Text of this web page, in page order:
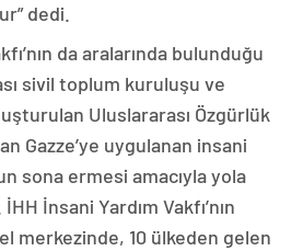
dedi.
da aralarında bulunduğu
sivil toplum kuruluşu ve
Uluslararası Özgürlük
Gazze’ye uygulanan insani
sona ermesi amacıyla yola
İnsani Yardım Vakfı’nın
merkezinde, 10 ülkeden gelen